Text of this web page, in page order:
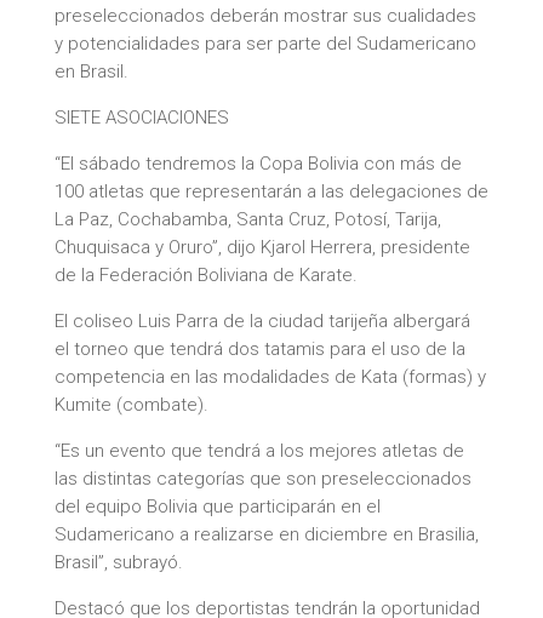
preseleccionados deberán mostrar sus cualidades
y potencialidades para ser parte del Sudamericano
en Brasil.
SIETE ASOCIACIONES
“El sábado tendremos la Copa Bolivia con más de
100 atletas que representarán a las delegaciones de
La Paz, Cochabamba, Santa Cruz, Potosí, Tarija,
Chuquisaca y Oruro”, dijo Kjarol Herrera, presidente
de la Federación Boliviana de Karate.
El coliseo Luis Parra de la ciudad tarijeña albergará
el torneo que tendrá dos tatamis para el uso de la
competencia en las modalidades de Kata (formas) y
Kumite (combate).
“Es un evento que tendrá a los mejores atletas de
las distintas categorías que son preseleccionados
del equipo Bolivia que participarán en el
Sudamericano a realizarse en diciembre en Brasilia,
Brasil”, subrayó.
Destacó que los deportistas tendrán la oportunidad